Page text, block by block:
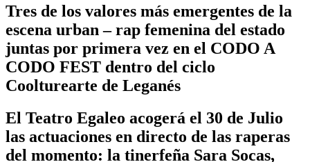
Tres de los valores más emergentes de la
escena urban – rap femenina del estado
juntas por primera vez en el CODO A
CODO FEST dentro del ciclo
Coolturearte de Leganés
El Teatro Egaleo acogerá el 30 de Julio
las actuaciones en directo de las raperas
del momento: la tinerfeña Sara Socas,